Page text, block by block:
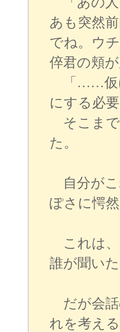
あも突然
でね。ウ
倅君の頬
「……仮
にする必要
そこまで
た。
自分がこ
ぽさに愕
これは
誰が聞い
だが会
れを考え